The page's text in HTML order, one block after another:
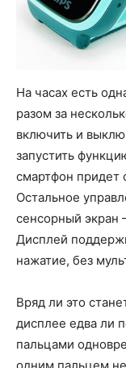
На часах есть
разом за
включить и
запустить
смартфон придет
Остальное
сенсорный экран
Дисплей
нажатие, без
Вряд ли это
дисплее едва ли
пальцами